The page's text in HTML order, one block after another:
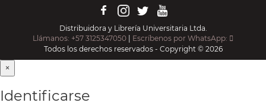
Distribuidora y Librería Universitaria Ltda.
Llámanos: +57 3125347050 | Escríbenos por WhatsApp:
Todos los derechos reservados - Copyright © 2026
×
Identificarse